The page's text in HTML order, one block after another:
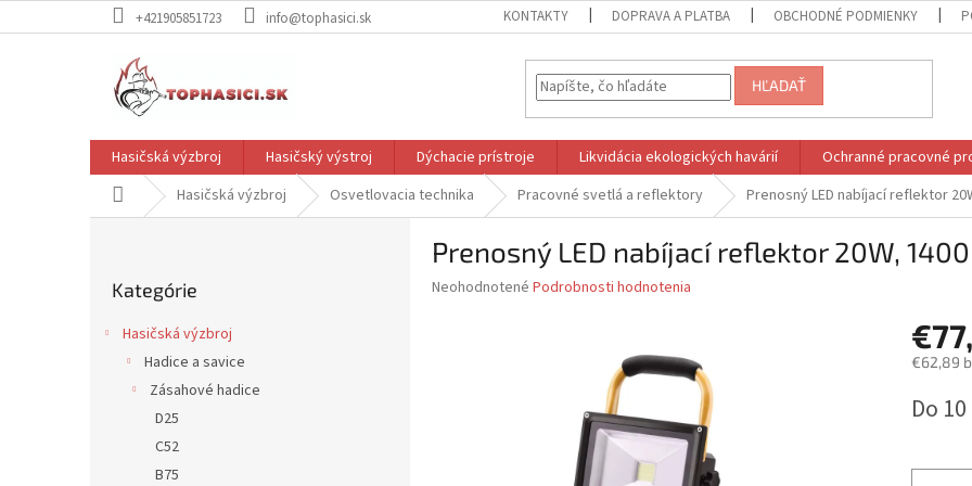
na
+421905851723 info@tophasici.sk KONTAKTY DOPRAVA A PLATBA OBCHODNÉ PODMIENKY
HĽADAŤ
Hasičská výzbroj Hasičský výstroj Dýchacie prístroje Likvidácia ekologických havárií Ochranné pracovné
DomovHasičská výzbroj Osvetlovacia technika Pracovné svetlá a reflektory Prenosný LED nabíjací reflektor
kategórie
Kategórie
Hasičská výzbroj
Hadice a savice
Zásahové hadice
D25
C52
B75
Prenosný LED nabíjací reflektor 20W,
Priemerné
Neohodnotené Podrobnosti hodnotenia
€62,89
cena:
Do